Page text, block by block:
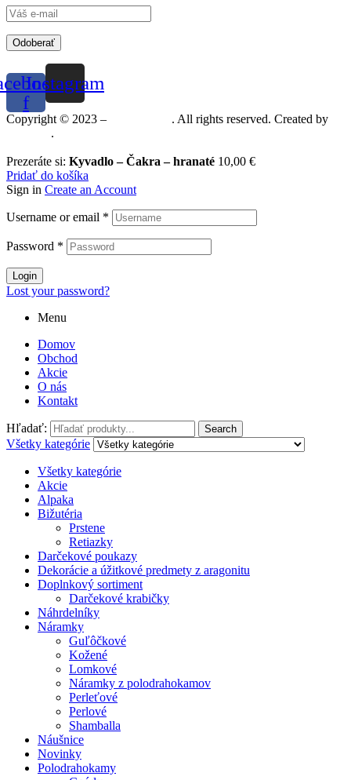
Odoberať
f
Instagram
Copyright © 2023 –
. All rights reserved. Created by
.
Prezeráte si: Kyvadlo – Čakra – hranaté 10,00 €
Pridať do košíka
Sign in Create an Account
Username or email *
Password *
Login
Lost your password?
Menu
Domov
Obchod
Akcie
O nás
Kontakt
Hľadať: Search
Všetky kategórie
Všetky kategórie
Akcie
Alpaka
Bižutéria
Prstene
Retiazky
Darčekové poukazy
Dekorácie a úžitkové predmety z aragonitu
Doplnkový sortiment
Darčekové krabičky
Náhrdelníky
Náramky
Guľôčkové
Kožené
Lomkové
Náramky z polodrahokamov
Perleťové
Perlové
Shamballa
Náušnice
Novinky
Polodrahokamy